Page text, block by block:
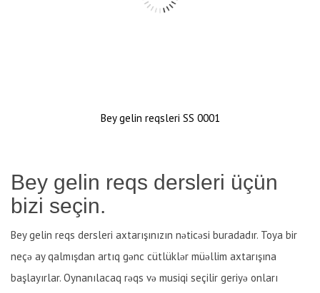
Bey gelin reqsleri SS 0001
Bey gelin reqs dersleri üçün
bizi seçin.
Bey gelin reqs dersleri axtarışınızın nəticəsi buradadır. Toya bir
neçə ay qalmışdan artıq gənc cütlüklər müəllim axtarışına
başlayırlar. Oynanılacaq rəqs və musiqi seçilir geriyə onları